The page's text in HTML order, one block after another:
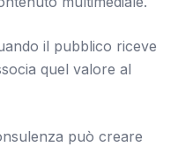
il pubblico riceve
quel valore al
può creare